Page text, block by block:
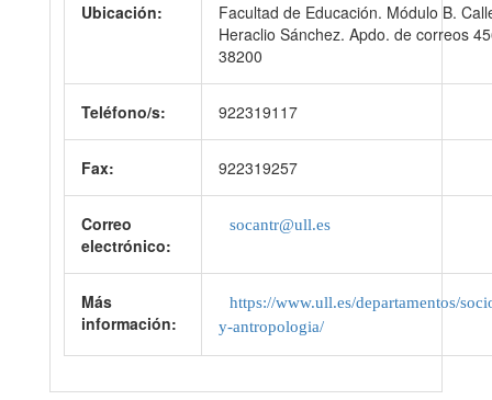
Ubicación:
Facultad de Educación. Módulo B.
Heraclio Sánchez. Apdo. de correos
38200
Teléfono/s: 922319117
Fax: 922319257
Correo
electrónico:
socantr@ull.es
Más
información:
https://www.ull.es/departamentos/
y-antropologia/